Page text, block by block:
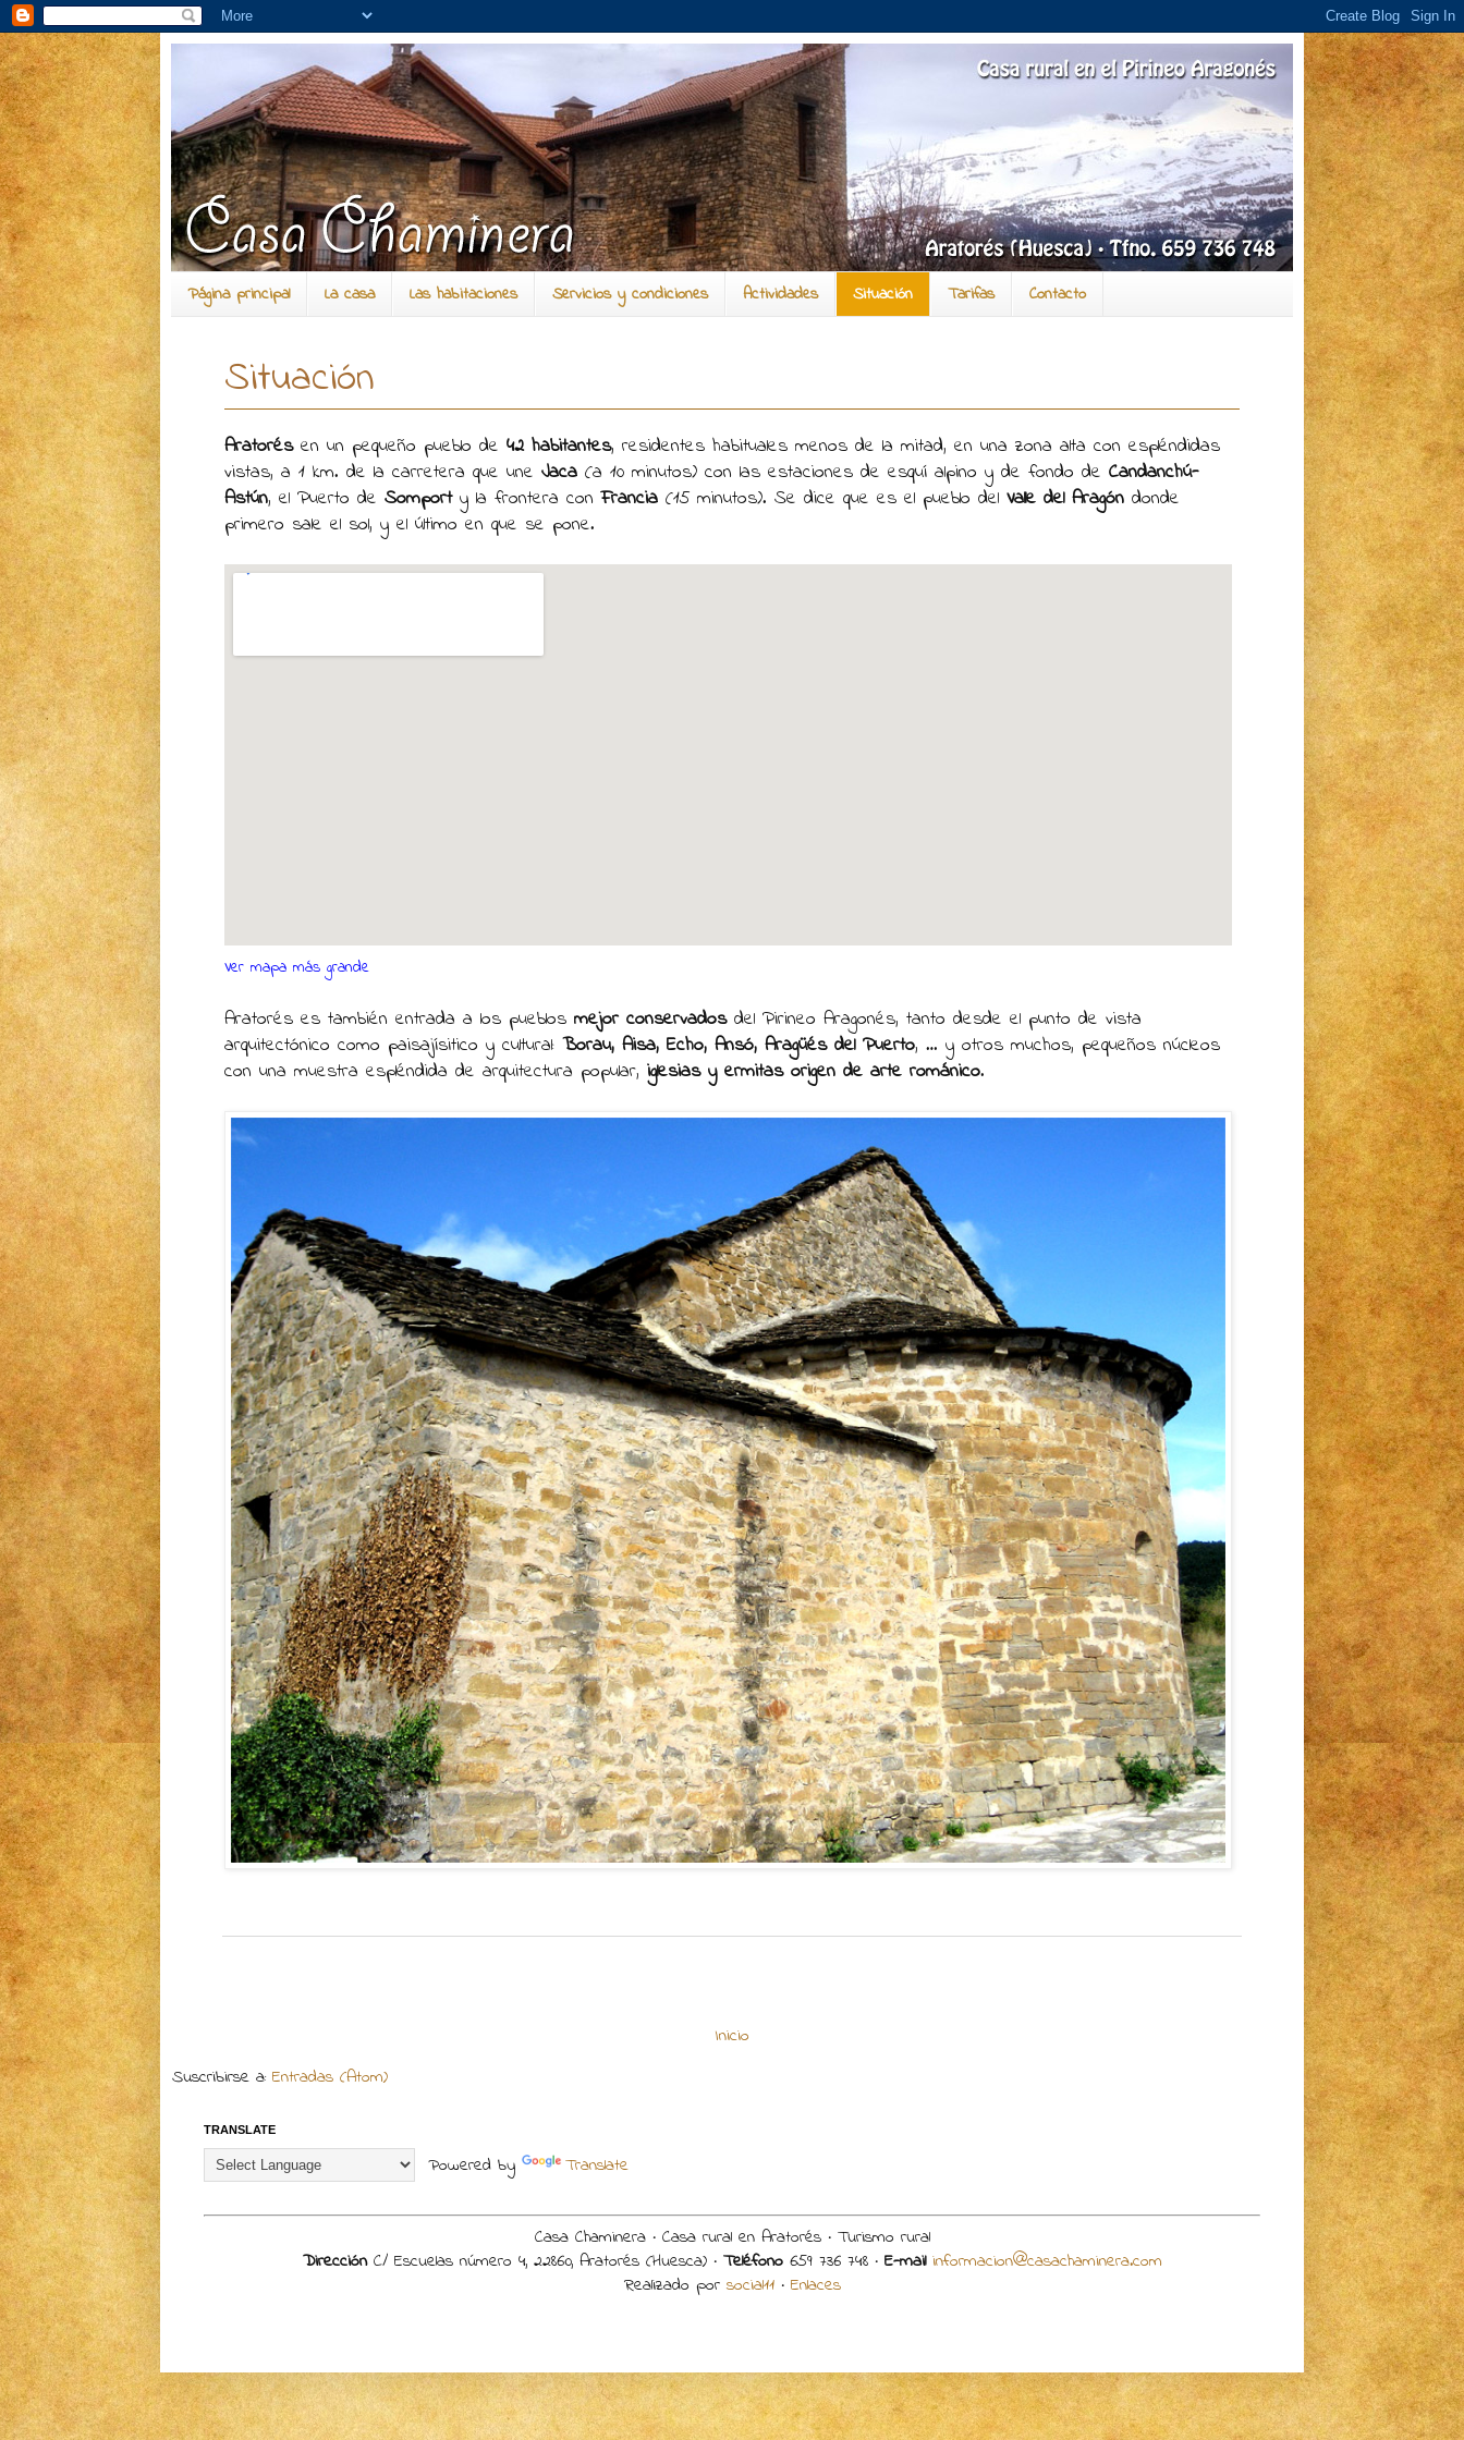
Página principal La casa Las habitaciones Servicios y condiciones Actividades Situación Tarifas Contacto
Situación
Aratorés en un pequeño pueblo de 42 habitantes, residentes habituales menos de la mitad, en una zona alta con espléndidas
vistas, a 1 km. de la carretera que une Jaca (a 10 minutos) con las estaciones de esquí alpino y de fondo de Candanchú-
Astún, el Puerto de Somport y la frontera conFrancia (15 minutos). Se dice que es el pueblo del Valle del Aragón donde
primero sale el sol, y el último en que se pone.
Ver mapa más grande
Aratorés es también entrada a los pueblos mejor conservadosdel Pirineo Aragonés, tanto desde el punto de vista
arquitectónico como paisajísitico y cultural: Borau, Aisa, Echo, Ansó, Aragüés del Puerto, … y otros muchos, pequeños núcleos
con una muestra espléndida de arquitectura popular, iglesias y ermitas origen de arte románico.
Inicio
Suscribirse a: Entradas (Atom)
TRANSLATE
Powered by Translate
Casa Chaminera · Casa rural en Aratorés · Turismo rural
DirecciónC/ Escuelas número 4, 22860, Aratorés (Huesca) · Teléfono 659 736 748 · E-mail informacion@casachaminera.com
Realizado porsocial11· Enlaces